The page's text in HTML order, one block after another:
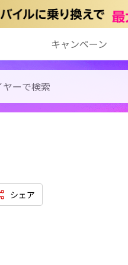
キャンペーン
シェア